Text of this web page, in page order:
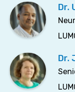
Dr.
Dr.